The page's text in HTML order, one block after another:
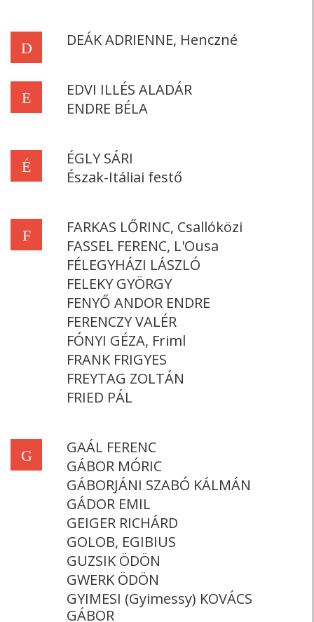
D DEÁK ADRIENNE, Henczné
E
EDVI ILLÉS ALADÁR
ENDRE BÉLA
É
ÉGLY SÁRI
Észak-Itáliai festő
F
FARKAS LŐRINC, Csallóközi
FASSEL FERENC, L'Ousa
FÉLEGYHÁZI LÁSZLÓ
FELEKY GYÖRGY
FENYŐ ANDOR ENDRE
FERENCZY VALÉR
FÓNYI GÉZA, Friml
FRANK FRIGYES
FREYTAG ZOLTÁN
FRIED PÁL
G
GAÁL FERENC
GÁBOR MÓRIC
GÁBORJÁNI SZABÓ KÁLMÁN
GÁDOR EMIL
GEIGER RICHÁRD
GOLOB, EGIBIUS
GUZSIK ÖDÖN
GWERK ÖDÖN
GYIMESI (Gyimessy) KOVÁCS
GÁBOR